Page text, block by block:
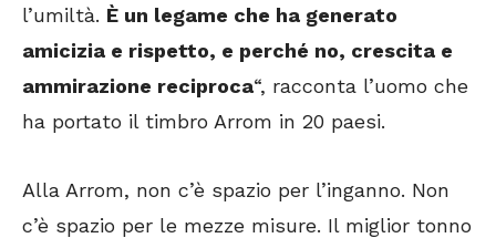
l’umiltà. È un legame che ha generato
amicizia e rispetto, e perché no, crescita e
ammirazione reciproca“, racconta l’uomo che
ha portato il timbro Arrom in 20 paesi.
Alla Arrom, non c’è spazio per l’inganno. Non
c’è spazio per le mezze misure. Il miglior tonno